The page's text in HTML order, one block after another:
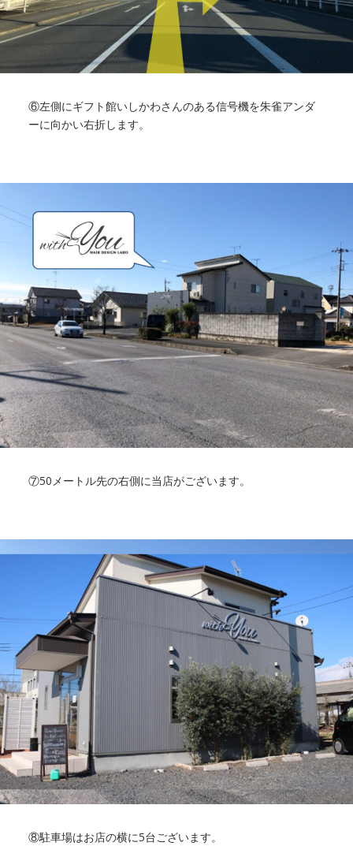
⑥左側にギフト館いしかわさんのある信号機を朱雀アンダ
ーに向かい右折します。
⑦50メートル先の右側に当店がございます。
⑧駐車場はお店の横に5台ございます。